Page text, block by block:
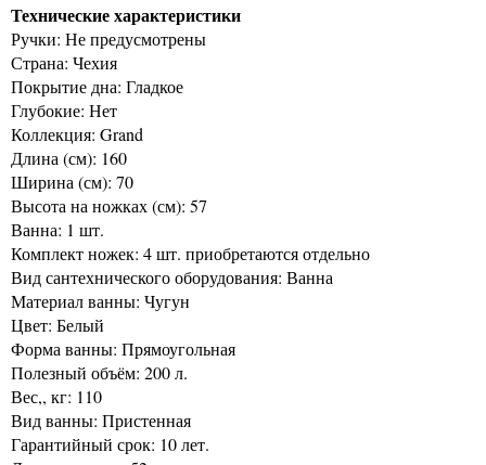
Технические характеристики
Ручки: Не предусмотрены
Страна: Чехия
Покрытие дна: Гладкое
Глубокие: Нет
Коллекция: Grand
Длина (см): 160
Ширина (см): 70
Высота на ножках (см): 57
Ванна: 1 шт.
Комплект ножек: 4 шт. приобретаются отдельно
Вид сантехнического оборудования: Ванна
Материал ванны: Чугун
Цвет: Белый
Форма ванны: Прямоугольная
Полезный объём: 200 л.
Вес,, кг: 110
Вид ванны: Пристенная
Гарантийный срок: 10 лет.